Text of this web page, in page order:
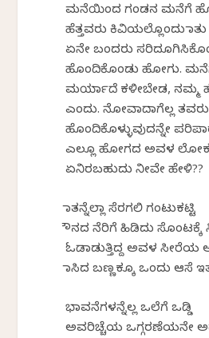
ಮನೆಯಿಂದ ಗಂಡನ ಮನೆಗೆ
ಹೆತ್ತವರು ಕಿವಿಯಲ್ಲೊಂದು ಮಾತು
ಏನೇ ಬಂದರು
ಹೊಂದಿಕೊಂಡು ಹೋಗು.
ಮರ್ಯಾದೆ ಕಳೀಬೇಡ, ನಮ್ಮ
ಎಂದು. ನೋವಾದಾಗೆಲ್ಲ
ಹೊಂದಿಕೊಳ್ಳುವುದನ್ನೇ
ಎಲ್ಲೂ ಹೋಗದ ಅವಳ
ಏನಿರಬಹುದು ನೀವೇ ಹೇಳಿ??
ಮಾತನ್ನೆಲ್ಲಾ ಸೆರಗಲಿ ಗಂಟುಕಟ್ಟಿ
ಮೌನದ ನೆರಿಗೆ ಹಿಡಿದು ಸೊಂಟಕ್ಕೆ
ಓಡಾಡುತ್ತಿದ್ದ ಅವಳ ಸೀರೆಯ
ಮಾಸಿದ ಬಣ್ಣಕ್ಕೂ ಒಂದು ಆಸೆ
ಭಾವನೆಗಳನ್ನೆಲ್ಲ ಒಲೆಗೆ ಒಡ್ಡಿ
ಅವರಿಚ್ಚೆಯ ಒಗ್ಗರಣೆಯನೇ